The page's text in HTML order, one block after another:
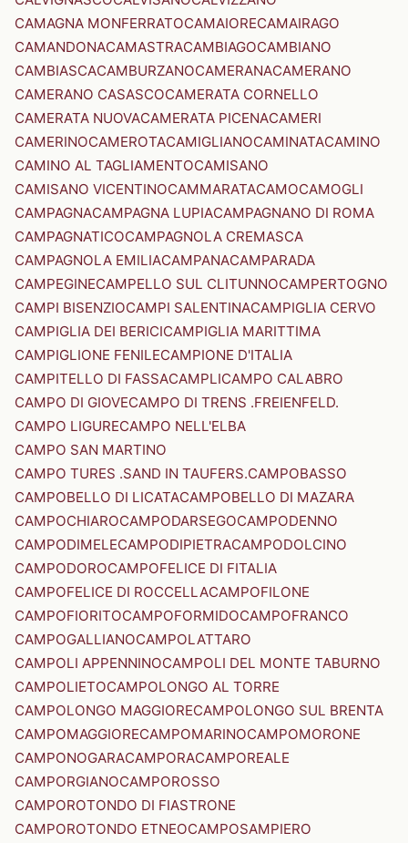
CAMAGNA MONFERRATOCAMAIORECAMAIRAGO
CAMANDONACAMASTRACAMBIAGOCAMBIANO
CAMBIASCACAMBURZANOCAMERANACAMERANO
CAMERANO CASASCOCAMERATA CORNELLO
CAMERATA NUOVACAMERATA PICENACAMERI
CAMERINOCAMEROTACAMIGLIANOCAMINATACAMINO
CAMINO AL TAGLIAMENTOCAMISANO
CAMISANO VICENTINOCAMMARATACAMOCAMOGLI
CAMPAGNACAMPAGNA LUPIACAMPAGNANO DI ROMA
CAMPAGNATICOCAMPAGNOLA CREMASCA
CAMPAGNOLA EMILIACAMPANACAMPARADA
CAMPEGINECAMPELLO SUL CLITUNNOCAMPERTOGNO
CAMPI BISENZIOCAMPI SALENTINACAMPIGLIA CERVO
CAMPIGLIA DEI BERICICAMPIGLIA MARITTIMA
CAMPIGLIONE FENILECAMPIONE D'ITALIA
CAMPITELLO DI FASSACAMPLICAMPO CALABRO
CAMPO DI GIOVECAMPO DI TRENS .FREIENFELD.
CAMPO LIGURECAMPO NELL'ELBA
CAMPO SAN MARTINO
CAMPO TURES .SAND IN TAUFERS.CAMPOBASSO
CAMPOBELLO DI LICATACAMPOBELLO DI MAZARA
CAMPOCHIAROCAMPODARSEGOCAMPODENNO
CAMPODIMELECAMPODIPIETRACAMPODOLCINO
CAMPODOROCAMPOFELICE DI FITALIA
CAMPOFELICE DI ROCCELLACAMPOFILONE
CAMPOFIORITOCAMPOFORMIDOCAMPOFRANCO
CAMPOGALLIANOCAMPOLATTARO
CAMPOLI APPENNINOCAMPOLI DEL MONTE TABURNO
CAMPOLIETOCAMPOLONGO AL TORRE
CAMPOLONGO MAGGIORECAMPOLONGO SUL BRENTA
CAMPOMAGGIORECAMPOMARINOCAMPOMORONE
CAMPONOGARACAMPORACAMPOREALE
CAMPORGIANOCAMPOROSSO
CAMPOROTONDO DI FIASTRONE
CAMPOROTONDO ETNEOCAMPOSAMPIERO